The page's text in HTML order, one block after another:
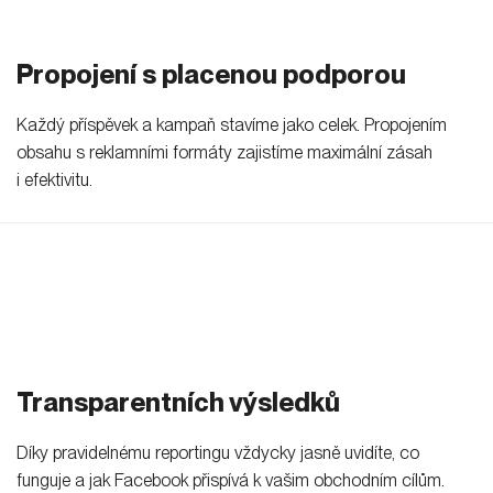
Propojení s placenou podporou
Každý příspěvek a kampaň stavíme jako celek. Propojením
obsahu s reklamními formáty zajistíme maximální zásah
i efektivitu.
Transparentních výsledků
Díky pravidelnému reportingu vždycky jasně uvidíte, co
funguje a jak Facebook přispívá k vašim obchodním cílům.